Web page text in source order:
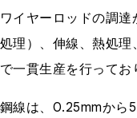
ワイヤーロッドの調
処理）、伸線、熱処理
で一貫生産を行ってお
鋼線は、0.25mmから